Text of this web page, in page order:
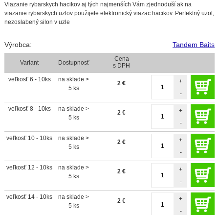
Viazanie rybarskych hacikov aj tých najmenších Vám zjednoduší ak na
viazanie rybarskych uzlov použijete elektronický viazac hacikov. Perfektný uzol,
nezoslabený silon v uzle
Výrobca: Tandem Baits
Variant Dostupnosť
Cena
s DPH
veľkosť 6 - 10ks
na sklade >
5 ks
2 €
-
+
veľkosť 8 - 10ks
na sklade >
5 ks
2 €
-
+
veľkosť 10 - 10ks
na sklade >
5 ks
2 €
-
+
veľkosť 12 - 10ks
na sklade >
5 ks
2 €
-
+
veľkosť 14 - 10ks
na sklade >
5 ks
2 €
-
+